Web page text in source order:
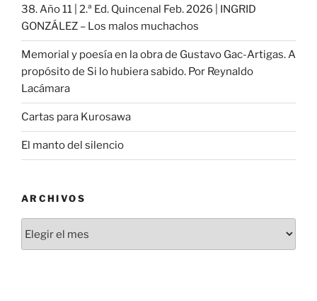
38. Año 11 | 2.ª Ed. Quincenal Feb. 2026 | INGRID
GONZÁLEZ – Los malos muchachos
Memorial y poesía en la obra de Gustavo Gac-Artigas. A
propósito de Si lo hubiera sabido. Por Reynaldo
Lacámara
Cartas para Kurosawa
El manto del silencio
ARCHIVOS